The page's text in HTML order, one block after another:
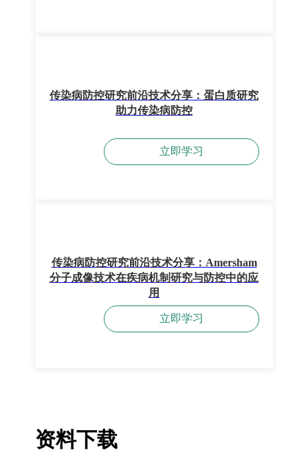
传染病防控研究前沿技术分享：蛋白质研究
助力传染病防控
立即学习
传染病防控研究前沿技术分享：Amersham
分子成像技术在疾病机制研究与防控中的应
用
立即学习
资料下载